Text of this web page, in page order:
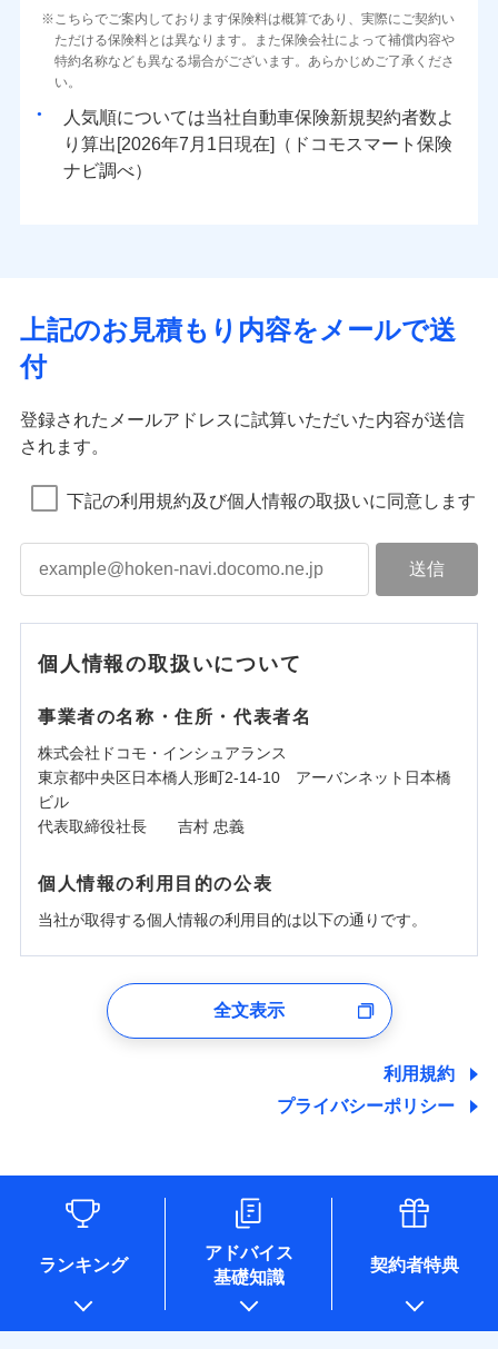
こちらでご案内しております保険料は概算であり、実際にご契約い
ただける保険料とは異なります。また保険会社によって補償内容や
特約名称なども異なる場合がございます。あらかじめご了承くださ
い。
人気順については当社
新規契約者数よ
り算出[
年 月
日現在]（ドコモスマート保険
ナビ調べ）
上記のお見積もり内容をメールで送
付
登録されたメールアドレスに試算いただいた内容が送信
されます。
下記の利用規約及び個人情報の取扱いに同意します
個人情報の取扱いについて
事業者の名称・住所・代表者名
株式会社ドコモ・インシュアランス
東京都中央区日本橋人形町2-14-10 アーバンネット日本橋
ビル
代表取締役社長 吉村 忠義
個人情報の利用目的の公表
当社が取得する個人情報の利用目的は以下の通りです。
ユーザー登録受付および、管理のため
しくは委託を受けている保険会社・提携会社の保険その他に
関する情報を提供し、金融商品等の契約を勧奨するため、ま
た維持管理等の委託業務遂行のため、またそれらに付帯、関
情報を取引のある他の保険会社の商品・サービスをご提案す
るために利用させていただくことがあります。）
各種セミナーの開催のため
コンサルティングサービスの実施のため
アンケートやキャンペーン等の実施のため
上記に係る案内・手続き・管理等付帯業務を行うため
* 当社が委託を受けている保険会社の情報は、保険会社のホ
ームページに掲載しておりますので、ご確認ください。
全文表示
利用規約
プライバシーポリシー
ランキング
アドバイス
基礎知識
契約者特典